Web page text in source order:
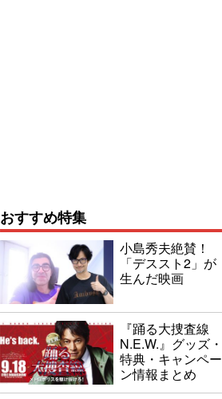
おすすめ特集
小島秀夫絶賛！
「デススト2」が
生んだ映画
『踊る大捜査線
N.E.W.』グッズ・
特典・キャンペー
ン情報まとめ